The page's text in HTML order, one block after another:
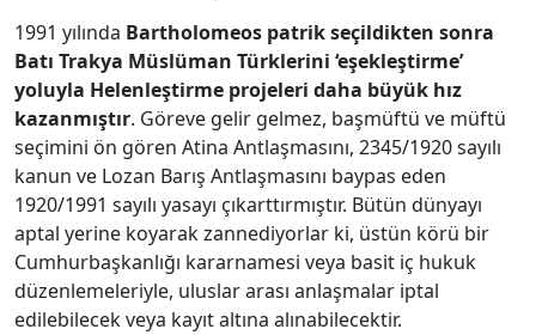
1991 yılında Bartholomeos patrik seçildikten sonra
Batı Trakya Müslüman Türklerini ‘eşekleştirme’
yoluyla Helenleştirme projeleri daha büyük hız
kazanmıştır. Göreve gelir gelmez, başmüftü ve müftü
seçimini ön gören Atina Antlaşmasını, 2345/1920 sayılı
kanun ve Lozan Barış Antlaşmasını baypas eden
1920/1991 sayılı yasayı çıkarttırmıştır. Bütün dünyayı
aptal yerine koyarak zannediyorlar ki, üstün körü bir
Cumhurbaşkanlığı kararnamesi veya basit iç hukuk
düzenlemeleriyle, uluslar arası anlaşmalar iptal
edilebilecek veya kayıt altına alınabilecektir.